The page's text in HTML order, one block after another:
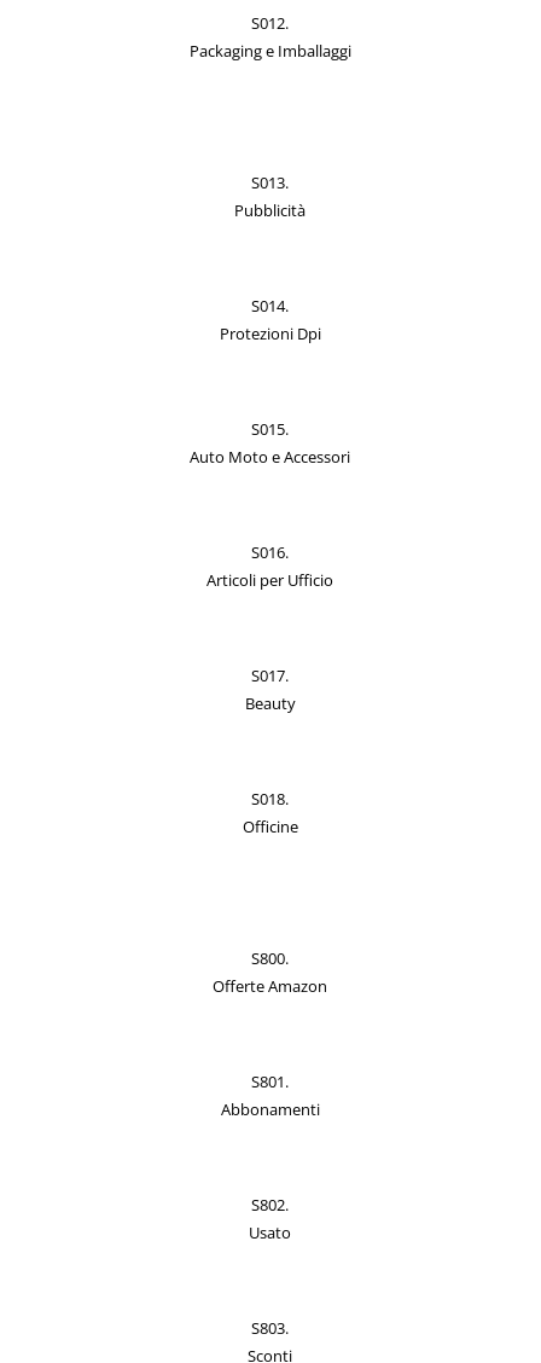
S012.
Packaging e Imballaggi
S013.
Pubblicità
S014.
Protezioni Dpi
S015.
Auto Moto e Accessori
S016.
Articoli per Ufficio
S017.
Beauty
S018.
Officine
S800.
Offerte Amazon
S801.
Abbonamenti
S802.
Usato
S803.
Sconti